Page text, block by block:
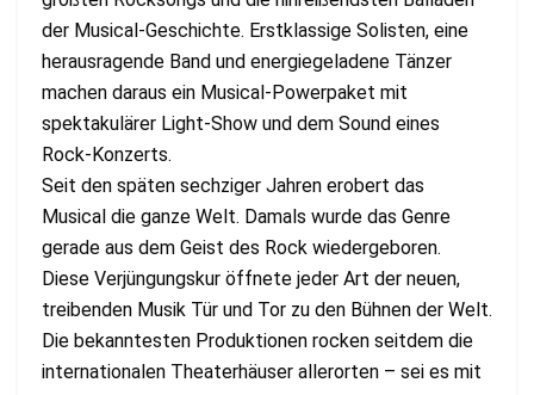
der Musical-Geschichte. Erstklassige Solisten, eine
herausragende Band und energiegeladene Tänzer
machen daraus ein Musical-Powerpaket mit
spektakulärer Light-Show und dem Sound eines
Rock-Konzerts.
Seit den späten sechziger Jahren erobert das
Musical die ganze Welt. Damals wurde das Genre
gerade aus dem Geist des Rock wiedergeboren.
Diese Verjüngungskur öffnete jeder Art der neuen,
treibenden Musik Tür und Tor zu den Bühnen der Welt.
Die bekanntesten Produktionen rocken seitdem die
internationalen Theaterhäuser allerorten – sei es mit